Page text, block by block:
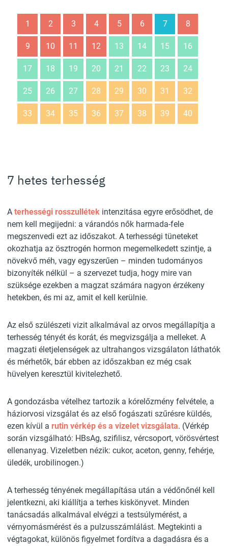
1 2 3 4 5 6 7 8
9 10 11 12 13 14 15 16
17 18 19 20 21 22 23 24
25 26 27 28 29 30 31 32
33 34 35 36 37 38 39 40
7 hetes terhesség
A terhességi rosszullétek intenzitása egyre erősödhet, de
nem kell megijedni: a várandós nők harmada-fele
megszenvedi ezt az időszakot. A terhességi tüneteket
okozhatja az ösztrogén hormon megemelkedett szintje, a
növekvő méh, vagy egyszerűen – minden tudományos
bizonyíték nélkül – a szervezet tudja, hogy mire van
szüksége ezekben a magzat számára nagyon érzékeny
hetekben, és mi az, amit el kell kerülnie.
Az első szülészeti vizit alkalmával az orvos megállapítja a
terhesség tényét és korát, és megvizsgálja a melleket. A
magzati életjelenségek az ultrahangos vizsgálaton láthatók
és mérhetők, bár ebben az időszakban ez még csak
hüvelyen keresztül kivitelezhető.
A gondozásba vételhez tartozik a kórelőzmény felvétele, a
háziorvosi vizsgálat és az első fogászati szűrésre küldés,
ezen kívül a rutin vérkép és a vizelet vizsgálata. (Vérkép
során vizsgálható: HBsAg, szifilisz, vércsoport, vörösvértest
ellenanyag. Vizeletben nézik: cukor, aceton, genny, fehérje,
üledék, urobilinogen.)
A terhesség tényének megállapítása után a védőnőnél kell
jelentkezni, aki kiállítja a terhes kiskönyvet. Minden
tanácsadás alkalmával elvégzi a testsúlymérést, a
vérnyomásmérést és a pulzusszámlálást. Megtekinti a
végtagokat, különös figyelmet fordítva a dagadásra és a